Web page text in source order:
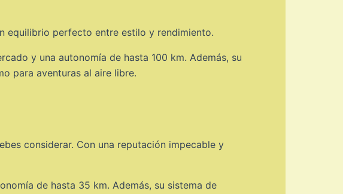
equilibrio perfecto entre estilo y rendimiento.
y una autonomía de hasta 100 km. Además, su
para aventuras al aire libre.
considerar. Con una reputación impecable y
de hasta 35 km. Además, su sistema de